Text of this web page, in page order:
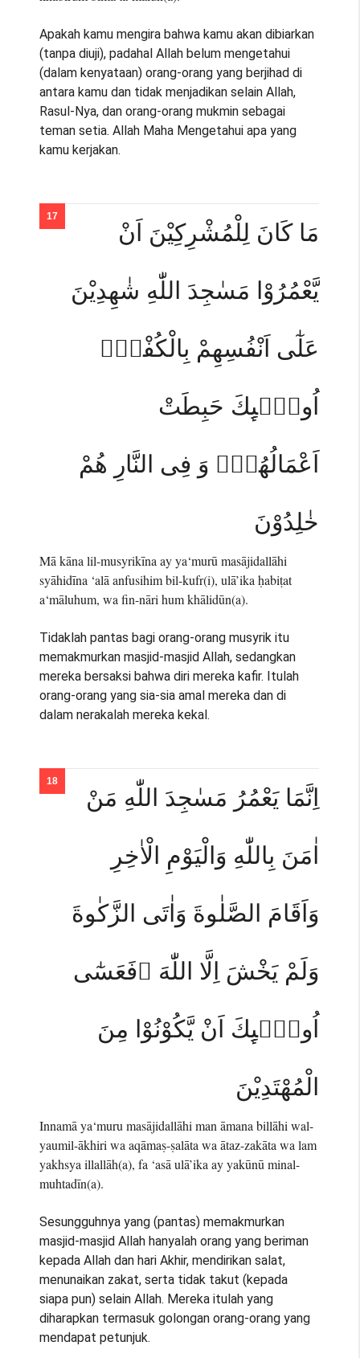
Apakah kamu mengira bahwa kamu akan dibiarkan
(tanpa diuji), padahal Allah belum mengetahui
(dalam kenyataan) orang-orang yang berjihad di
antara kamu dan tidak menjadikan selain Allah,
Rasul-Nya, dan orang-orang mukmin sebagai
teman setia. Allah Maha Mengetahui apa yang
kamu kerjakan.
مَا كَانَ لِلْمُشْرِكِيْنَ اَنْ
يَّعْمُرُوْا مَسٰجِدَ اللّٰهِ شٰهِدِيْنَ
عَلٰٓى اَنْفُسِهِمْ بِالْكُفْرِۗ
اُولٰۤىِٕكَ حَبِطَتْ
اَعْمَالُهُمْۚ وَ فِى النَّارِ هُمْ
خٰلِدُوْنَ
Mā kāna lil-musyrikīna ay ya‘murū masājidallāhi
syāhidīna ‘alā anfusihim bil-kufr(i), ulā’ika ḥabiṭat
a‘māluhum, wa fin-nāri hum khālidūn(a).
Tidaklah pantas bagi orang-orang musyrik itu
memakmurkan masjid-masjid Allah, sedangkan
mereka bersaksi bahwa diri mereka kafir. Itulah
orang-orang yang sia-sia amal mereka dan di
dalam nerakalah mereka kekal.
اِنَّمَا يَعْمُرُ مَسٰجِدَ اللّٰهِ مَنْ
اٰمَنَ بِاللّٰهِ وَالْيَوْمِ الْاٰخِرِ
وَاَقَامَ الصَّلٰوةَ وَاٰتَى الزَّكٰوةَ
وَلَمْ يَخْشَ اِلَّا اللّٰهَ ۗفَعَسٰٓى
اُولٰۤىِٕكَ اَنْ يَّكُوْنُوْا مِنَ
الْمُهْتَدِيْنَ
Innamā ya‘muru masājidallāhi man āmana billāhi wal-
yaumil-ākhiri wa aqāmaṣ-ṣalāta wa ātaz-zakāta wa lam
yakhsya illallāh(a), fa ‘asā ulā’ika ay yakūnū minal-
muhtadīn(a).
Sesungguhnya yang (pantas) memakmurkan
masjid-masjid Allah hanyalah orang yang beriman
kepada Allah dan hari Akhir, mendirikan salat,
menunaikan zakat, serta tidak takut (kepada
siapa pun) selain Allah. Mereka itulah yang
diharapkan termasuk golongan orang-orang yang
mendapat petunjuk.